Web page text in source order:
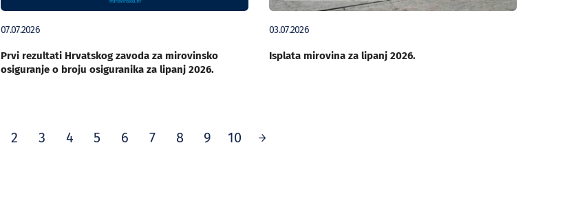
07.07.2026
Prvi rezultati Hrvatskog zavoda za mirovinsko
osiguranje o broju osiguranika za lipanj 2026.
03.07.2026
Isplata mirovina za lipanj 2026.
2 3 4 5 6 7 8 9 10